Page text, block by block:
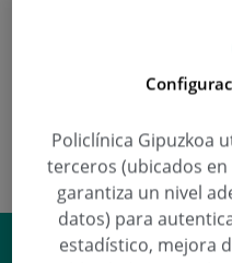
De lunes a
De lunes a
Policlínica Gipuzkoa
terceros (ubicados
garantiza un nivel
datos) para
estadístico, mejora